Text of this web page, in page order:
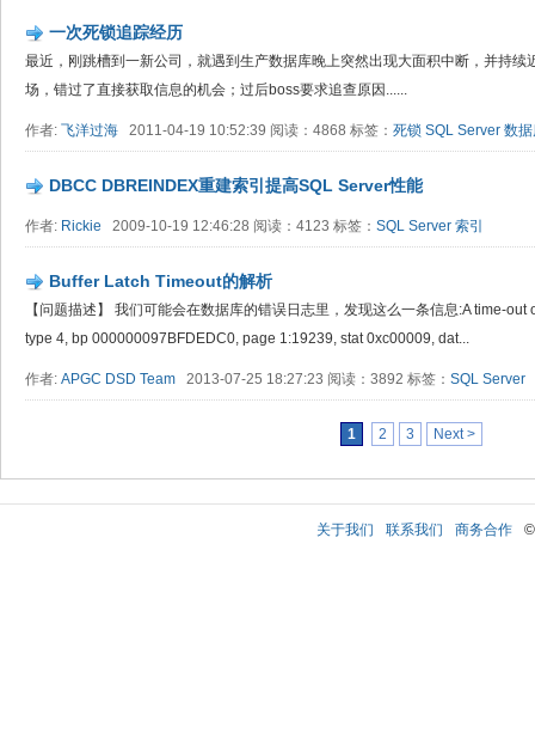
一次死锁追踪经历
最近，刚跳槽到一新公司，就遇到生产数据库晚上突然出现大面积中断，并持续
场，错过了直接获取信息的机会；过后boss要求追查原因......
作者: 飞洋过海 2011-04-19 10:52:39 阅读：4868 标签： 死锁 SQL Server 数
DBCC DBREINDEX重建索引提高SQL Server性能
作者: Rickie 2009-10-19 12:46:28 阅读：4123 标签： SQL Server 索引
Buffer Latch Timeout的解析
【问题描述】 我们可能会在数据库的错误日志里，发现这么一条信息:A time-
type 4, bp 000000097BFDEDC0, page 1:19239, stat 0xc00009, dat...
作者: APGC DSD Team 2013-07-25 18:27:23 阅读：3892 标签： SQL Server
1 2 3 Next >
关于我们 联系我们 商务合作